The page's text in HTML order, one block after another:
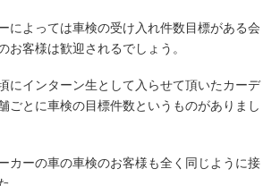
によっては車検の受け入れ件数目標がある会
お客様は歓迎されるでしょう。
にインターン生として入らせて頂いたカーデ
ごとに車検の目標件数というものがありまし
カーの車の車検のお客様も全く同じように接